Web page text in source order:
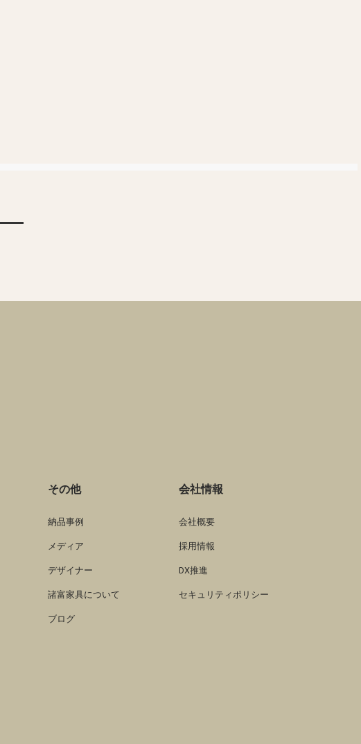
その他
納品事例
メディア
デザイナー
諸富家具について
ブログ
会社情報
会社概要
採用情報
DX推進
セキュリティポリシー